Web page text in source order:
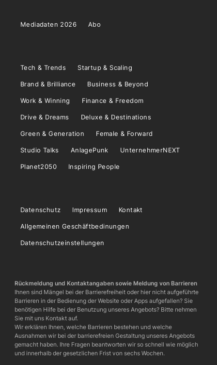
Mediadaten 2026 Abo
Tech & Trends Startup & Scaling
Brand & Brilliance Business & Beyond
Work & Winning Finance & Freedom
Drive & Dreams Deluxe & Destinations
Green & Generation Female & Forward
Studio Talks AnlagePunk UnternehmerNEXT
Planet2050 Inspiring People
Datenschutz Impressum Kontakt
Allgemeinen Geschäftbedinungen
Datenschutzeinstellungen
Rückmeldung und Kontaktangaben sowie Meldung von Barrieren
Ihnen sind Mängel bei der Barrierefreiheit oder hier nicht aufgeführte
Barrieren in der Bedienung der Website oder Apps aufgefallen? Sie
benötigen Hilfe bei der Benutzung unseres Angebots? Bitte nehmen
Sie mit uns Kontakt auf.
Wir erklären Ihnen, welche Barrieren bestehen und welche
Ausnahmen wir bei der barrierefreien Gestaltung unseres Angebots
gemacht haben. Ihre Fragen beantworten wir so schnell wie möglich
und innerhalb der gesetzlichen Frist von sechs Wochen.